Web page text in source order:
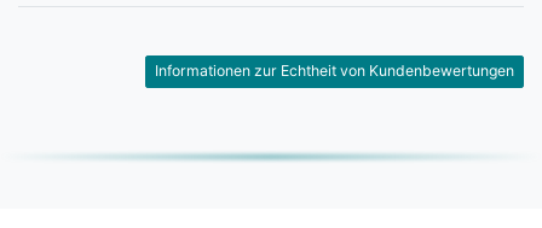
Informationen zur Echtheit von Kundenbewertungen